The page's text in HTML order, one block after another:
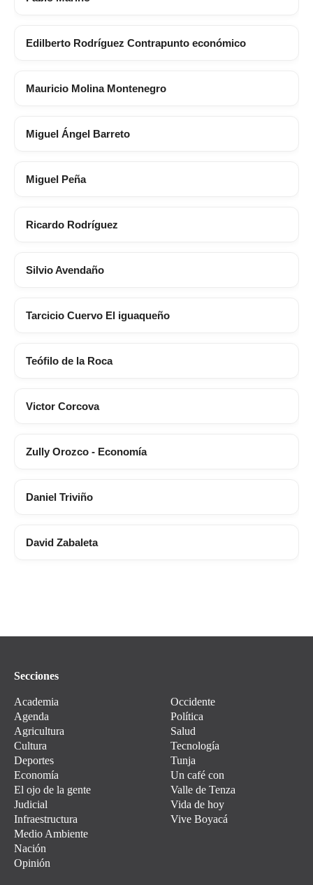
Edilberto Rodríguez Contrapunto económico
Mauricio Molina Montenegro
Miguel Ángel Barreto
Miguel Peña
Ricardo Rodríguez
Silvio Avendaño
Tarcicio Cuervo El iguaqueño
Teófilo de la Roca
Victor Corcova
Zully Orozco - Economía
Daniel Triviño
David Zabaleta
Secciones
Academia
Agenda
Agricultura
Cultura
Deportes
Economía
El ojo de la gente
Judicial
Infraestructura
Medio Ambiente
Nación
Opinión
Occidente
Política
Salud
Tecnología
Tunja
Un café con
Valle de Tenza
Vida de hoy
Vive Boyacá